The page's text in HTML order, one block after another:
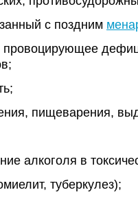
с поздним
провоцирующее
пищеварения,
алкоголя в
туберкулез);